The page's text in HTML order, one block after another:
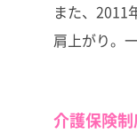
また、2011
肩上がり。
介護保険